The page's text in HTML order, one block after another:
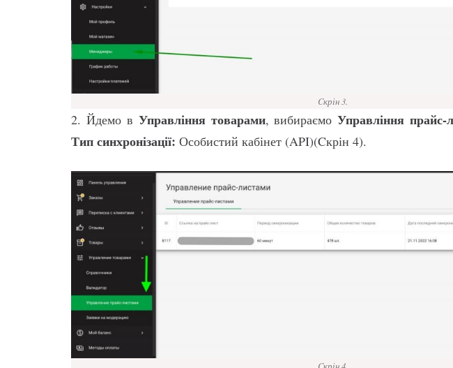
Cкрін 3.
2. Йдемо в Управління товарами, вибираємоУправління прайс-
Тип синхронізації: Особистий кабінет (API)(Cкрін 4).
Cкрін 4.